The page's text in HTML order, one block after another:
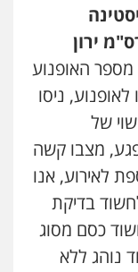
ירון
האופנוע
ניסו
של
מצבו קשה
לאירוע, אנו
בדיקת
כסם מסוג
נוהג ללא